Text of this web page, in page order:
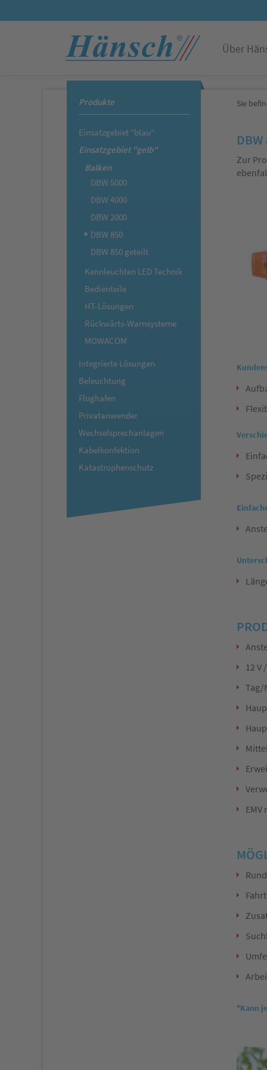
Über
Produkte
Einsatzgebiet "blau"
Einsatzgebiet "gelb"
Balken
DBW 5000
DBW 4000
DBW 2000
DBW 850
DBW 850 geteilt
Kennleuchten LED Technik
Bedienteile
HT-Lösungen
Rückwärts-Warnsysteme
MOWACOM
Integrierte Lösungen
Beleuchtung
Flughafen
Privatanwender
Wechselsprechanlagen
Kabelkonfektion
Katastrophenschutz
Sie
Zur
12 V
Tag/
EMV
*Kann